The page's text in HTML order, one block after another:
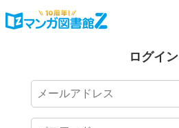
ログイン